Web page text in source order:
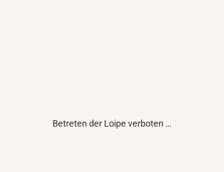
Betreten der Loipe verboten …